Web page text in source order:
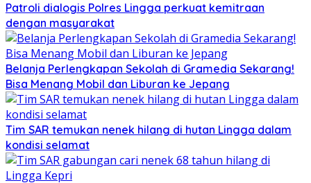
Patroli dialogis Polres Lingga perkuat kemitraan
dengan masyarakat
Belanja Perlengkapan Sekolah di Gramedia Sekarang!
Bisa Menang Mobil dan Liburan ke Jepang
Tim SAR temukan nenek hilang di hutan Lingga dalam
kondisi selamat